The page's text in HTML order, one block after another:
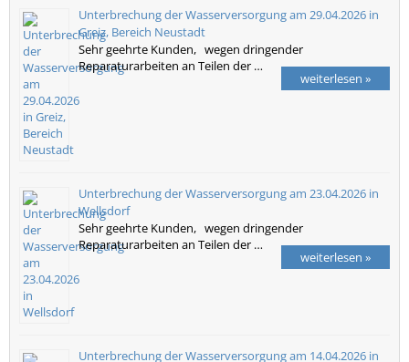
Unterbrechung der Wasserversorgung am 29.04.2026 in
Greiz, Bereich Neustadt
Sehr geehrte Kunden, wegen dringender
Reparaturarbeiten an Teilen der …
weiterlesen »
Unterbrechung der Wasserversorgung am 23.04.2026 in
Wellsdorf
Sehr geehrte Kunden, wegen dringender
Reparaturarbeiten an Teilen der …
weiterlesen »
Unterbrechung der Wasserversorgung am 14.04.2026 in